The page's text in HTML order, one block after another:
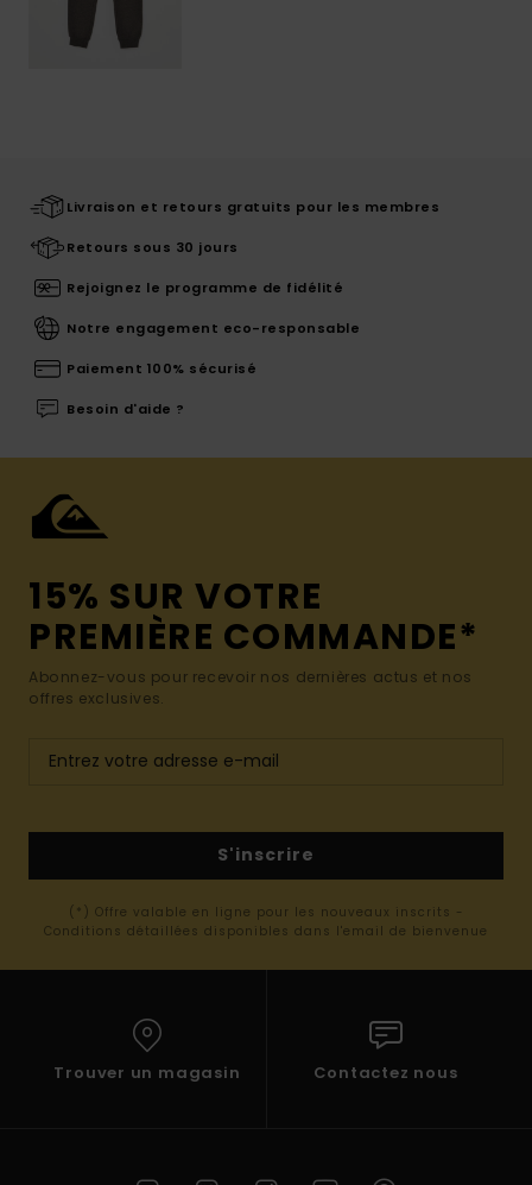
Livraison et retours gratuits pour les membres
Retours sous 30 jours
Rejoignez le programme de fidélité
Notre engagement eco-responsable
Paiement 100% sécurisé
Besoin d'aide ?
15% SUR VOTRE
PREMIÈRE COMMANDE*
Abonnez-vous pour recevoir nos dernières actus et nos
offres exclusives.
S'inscrire
(*) Offre valable en ligne pour les nouveaux inscrits -
Conditions détaillées disponibles dans l'email de bienvenue
Trouver un magasin Contactez nous